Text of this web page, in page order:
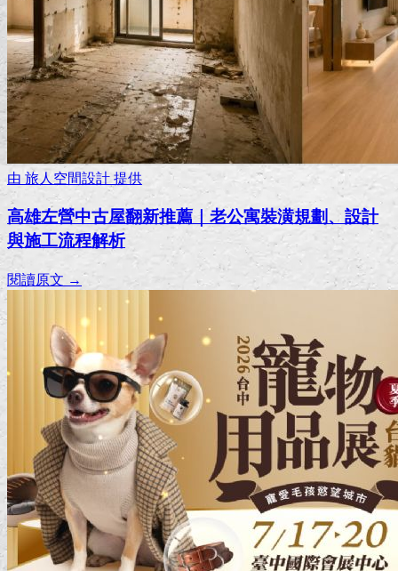
由 旅人空間設計提供
高雄左營中古屋翻新推薦｜老公寓裝潢規劃、設計
與施工流程解析
閱讀原文 →